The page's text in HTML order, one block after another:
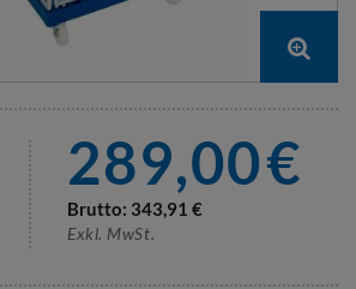
289,00€
Brutto: 343,91 €
Exkl. MwSt.